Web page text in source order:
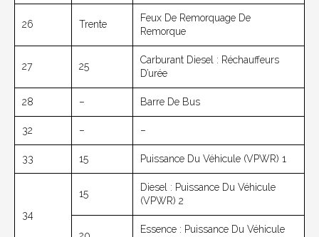
26 Trente
Feux De Remorquage De
Remorque
27 25
Carburant Diesel : Réchauffeurs
D’urée
28 – Barre De Bus
32 – –
33 15 Puissance Du Véhicule (VPWR) 1
34
15
Diesel : Puissance Du Véhicule
(VPWR) 2
Essence : Puissance Du Véhicule